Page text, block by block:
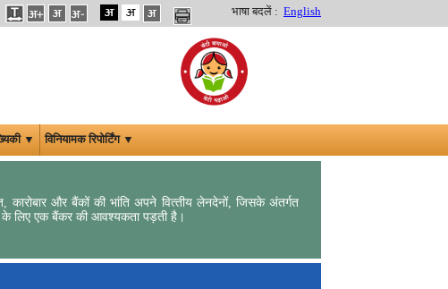
भाषा बदलें : English
▼ विनियामक रिपोर्टिंग ▼
और बैंकों की भांति अपने वित्‍तीय लेनदेनों, जिसके अंतर्गत
के लिए एक बैंकर की आवश्‍यकता पड़ती है।